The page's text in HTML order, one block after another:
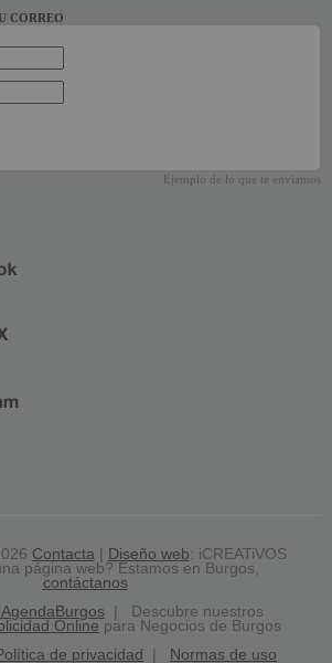
CORREO
Ejemplo de lo que te enviamos
Contacta| Diseño web: iCREATiVOS
página web? Estamos en Burgos,
contáctanos
| Descubre nuestros
Online para Negocios de Burgos
de privacidad Normas de uso